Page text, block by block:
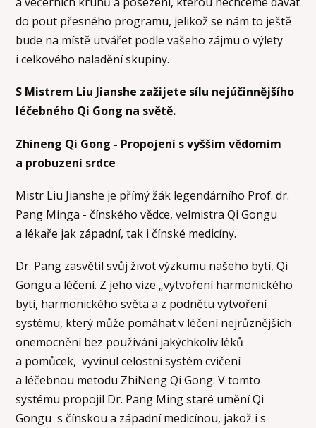
do pout přesného programu, jelikož se nám to ještě
bude na místě utvářet podle vašeho zájmu o výlety
i celkového naladění skupiny.
S Mistrem Liu Jianshe zažijete sílu nejúčinnějšího
léčebného Qi Gong na světě.
Zhineng Qi Gong - Propojení s vyšším vědomím
a probuzení srdce
Mistr Liu Jianshe je přímý žák legendárního Prof. dr.
Pang Minga - čínského vědce, velmistra Qi Gongu
a lékaře jak západní, tak i čínské medicíny.
Dr. Pang zasvětil svůj život výzkumu našeho bytí, Qi
Gongu a léčení. Z jeho vize „vytvoření harmonického
bytí, harmonického světa a z podnětu vytvoření
systému, který může pomáhat v léčení nejrůznějších
onemocnění bez používání jakýchkoliv léků
a pomůcek, vyvinul celostní systém cvičení
a léčebnou metodu ZhiNeng Qi Gong. V tomto
systému propojil Dr. Pang Ming staré umění Qi
Gongu s čínskou a západní medicínou, jakož i s